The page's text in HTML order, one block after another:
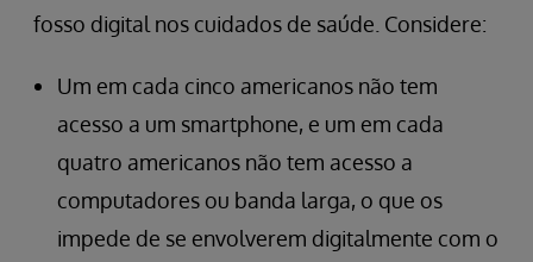
fosso digital nos cuidados de saúde. Considere:
Um em cada cinco americanos não tem
acesso a um smartphone, e um em cada
quatro americanos não tem acesso a
computadores ou banda larga, o que os
impede de se envolverem digitalmente com o